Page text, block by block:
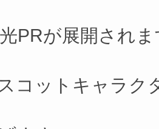
PRが展開され
コットキャラク